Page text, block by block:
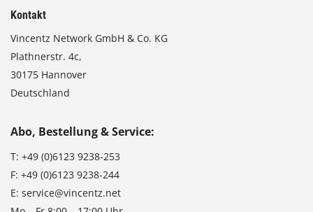
Kontakt
Vincentz Network GmbH & Co. KG
Plathnerstr. 4c,
30175 Hannover
Deutschland
Abo, Bestellung & Service:
T: +49 (0)6123 9238-253
F: +49 (0)6123 9238-244
E: service@vincentz.net